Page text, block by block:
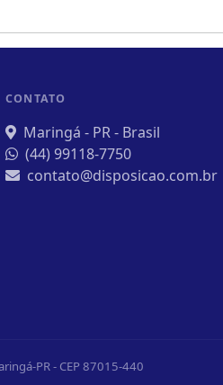
CONTATO
Maringá - PR - Brasil
(44) 99118-7750
contato@disposicao.com.br
PR - CEP 87015-440